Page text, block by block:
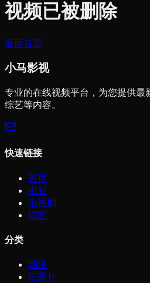
视频已被删除
返回首页
小马影视
专业的在线视频平台，为您提供最
综艺等内容。
快速链接
首页
电影
电视剧
综艺
分类
动漫
纪录片